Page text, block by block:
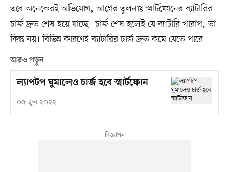
তবে অনেকেরই অভিযোগ, আগের তুলনায় স্মার্টফোনের ব্যাটারির
চার্জ দ্রুত শেষ হয়ে যাচ্ছে। চার্জ শেষ হলেই যে ব্যাটারি খারাপ, তা
কিন্তু নয়। বিভিন্ন কারণেই ব্যাটারির চার্জ দ্রুত কমে যেতে পারে।
আরও পড়ুন
ল্যাপটপ ঘুমালেও চার্জ হবে স্মার্টফোন
০৫ জুন ২০২২